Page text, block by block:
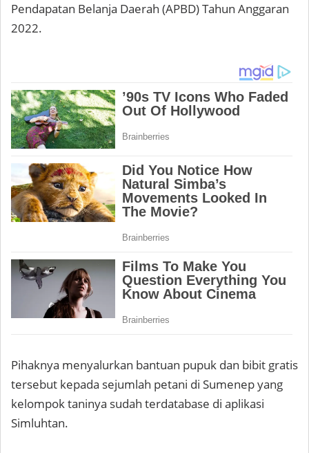
Pendapatan Belanja Daerah (APBD) Tahun Anggaran
2022.
Pihaknya menyalurkan bantuan pupuk dan bibit gratis
tersebut kepada sejumlah petani di Sumenep yang
kelompok taninya sudah terdatabase di aplikasi
Simluhtan.